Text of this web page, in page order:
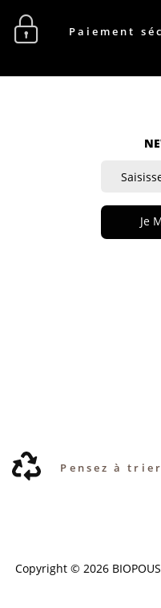
Paiement
Je
Pensez à
Copyright © 2026